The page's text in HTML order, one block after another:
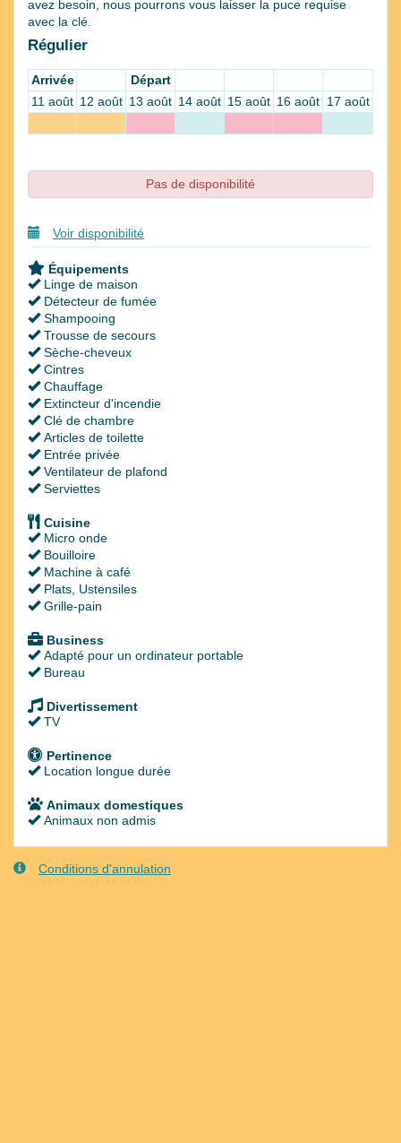
avez besoin, nous pourrons vous laisser la puce requise
avec la clé.
Régulier
Arrivée
Départ
11 août 12 août 13 août 14 août 15 août 16 août 17 août
Pas de disponibilité
Voir disponibilité
Équipements
Linge de maison
Détecteur de fumée
Shampooing
Trousse de secours
Sèche-cheveux
Cintres
Chauffage
Extincteur d'incendie
Clé de chambre
Articles de toilette
Entrée privée
Ventilateur de plafond
Serviettes
Cuisine
Micro onde
Bouilloire
Machine à café
Plats, Ustensiles
Grille-pain
Business
Adapté pour un ordinateur portable
Bureau
Divertissement
TV
Pertinence
Location longue durée
Animaux domestiques
Animaux non admis
Conditions d'annulation